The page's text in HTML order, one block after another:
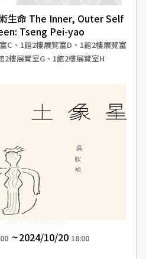
生命 The Inner, Outer Self
Tseng Pei-yao
C、1館2樓展覽室D、1館2樓展覽室
2樓展覽室G、1館2樓展覽室H
2024/10/20 18:00